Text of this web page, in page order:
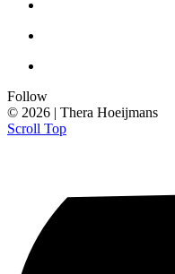
Follow
© 2026 | Thera Hoeijmans
Scroll Top